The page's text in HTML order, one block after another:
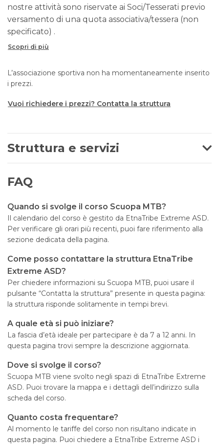
nostre attività sono riservate ai Soci/Tesserati previo
versamento di una quota associativa/tessera (non
specificato) .
Scopri di più
L’associazione sportiva non ha momentaneamente inserito
i prezzi.
Vuoi richiedere i prezzi? Contatta la struttura
Struttura e servizi
FAQ
Quando si svolge il corso Scuopa MTB?
Il calendario del corso è gestito da EtnaTribe Extreme ASD.
Per verificare gli orari più recenti, puoi fare riferimento alla
sezione dedicata della pagina.
Come posso contattare la struttura EtnaTribe
Extreme ASD?
Per chiedere informazioni su Scuopa MTB, puoi usare il
pulsante “Contatta la struttura” presente in questa pagina:
la struttura risponde solitamente in tempi brevi.
A quale età si può iniziare?
La fascia d’età ideale per partecipare è da 7 a 12 anni. In
questa pagina trovi sempre la descrizione aggiornata.
Dove si svolge il corso?
Scuopa MTB viene svolto negli spazi di EtnaTribe Extreme
ASD. Puoi trovare la mappa e i dettagli dell’indirizzo sulla
scheda del corso.
Quanto costa frequentare?
Al momento le tariffe del corso non risultano indicate in
questa pagina. Puoi chiedere a EtnaTribe Extreme ASD i